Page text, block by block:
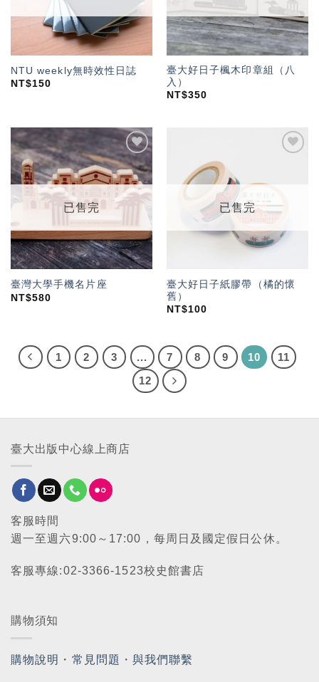
NTU weekly無時效性日誌
NT$150
臺大好日子楓木印章組（八
入）
NT$350
加入
「願
望輕
單」
已售完
臺灣大學手機名片座
NT$580
已售完
臺大好日子紙膠帶（橘的懷
舊）
NT$100
1 2 3 ... 7 8 9 10
11
12
臺大出版中心線上商店
客服時間
週一至週六9:00～17:00，每周日及國定假日公休。
客服專線:02-3366-1523校史館書店
購物須知
購物說明 ・ 常見問題 ・與我們聯繫